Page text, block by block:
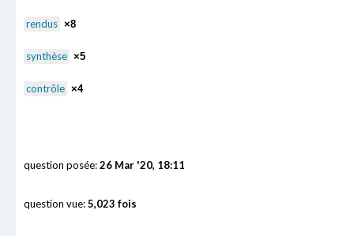
rendus ×8
synthèse ×5
contrôle ×4
question posée:26 Mar '20, 18:11
question vue:5,023 fois